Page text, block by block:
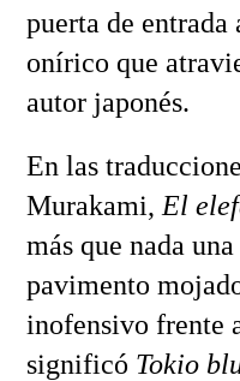
puerta de entrada
onírico que
autor japonés.
En las
Murakami, El
más que nada
pavimento
inofensivo frente
significó Tokio